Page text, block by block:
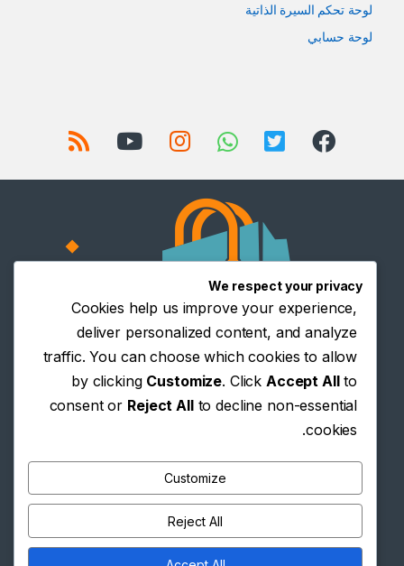
لوحة تحكم السيرة الذاتية
لوحة حسابي
We respect your privacy
Cookies help us improve your experience,
deliver personalized content, and analyze
traffic. You can choose which cookies to allow
by clicking Customize. Click Accept Allto
consent or Reject Allto decline non-essential
cookies.
Customize
Reject All